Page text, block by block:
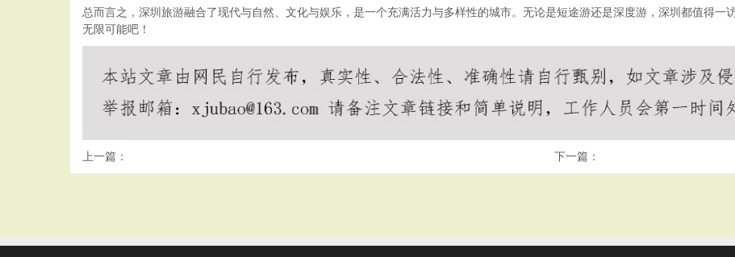
总而言之，深圳旅游融合了现代与自然、文化与娱乐，是一个充满活力与多样性的城市。无论是短途游还是深度游，深圳都值得一
无限可能吧！
上一篇： 下一篇：